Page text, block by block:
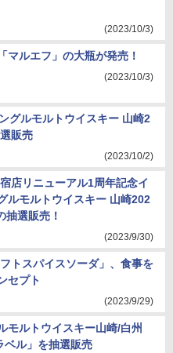
(2023/10/3)
マルエフ」の大瓶が発売！
(2023/10/3)
グルモルトウイスキー 山崎2
販売
(2023/10/2)
店リニューアル1周年記念イ
ルモルトウイスキー 山崎202
抽選販売！
(2023/9/30)
フトスパイスソーダ」、食事を
セプト
(2023/9/29)
モルトウイスキー山崎/白州
ベル」を抽選販売